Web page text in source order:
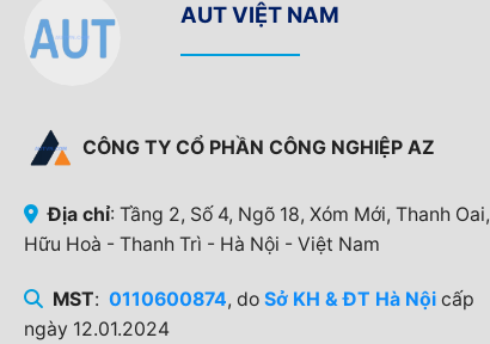
AUT VIỆT NAM
CÔNG TY CỔ PHẦN CÔNG NGHIỆP AZ
Địa chỉ: Tầng 2, Số 4, Ngõ 18, Xóm Mới, Thanh Oai,
Hữu Hoà - Thanh Trì - Hà Nội - Việt Nam
MST: 0110600874, do Sở KH & ĐT Hà Nộicấp
ngày 12.01.2024